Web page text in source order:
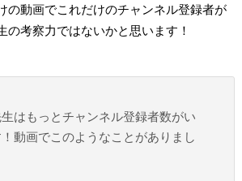
の動画でこれだけのチャンネル登録者が
の考察力ではないかと思います！
はもっとチャンネル登録者数がい
動画でこのようなことがありまし